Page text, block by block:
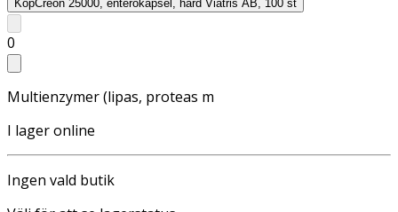
KöpCreon 25000, enterokapsel, hård Viatris AB, 100 st
0
Multienzymer (lipas, proteas m
I lager online
Ingen vald butik